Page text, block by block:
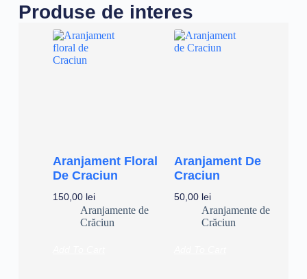
Produse de interes
Aranjament Floral
De Craciun
150,00 lei
Aranjamente de
Crăciun
Aranjament De
Craciun
50,00 lei
Aranjamente de
Crăciun